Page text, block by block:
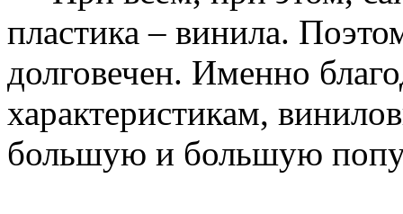
пластика – винила.
долговечен. Именно
характеристикам,
большую и большую